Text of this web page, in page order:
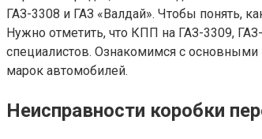
ГАЗ-3308 и ГАЗ «Валдай». Чтобы понять,
Нужно отметить, что КПП на ГАЗ-3309,
специалистов. Ознакомимся с
марок автомобилей.
Неисправности коробки